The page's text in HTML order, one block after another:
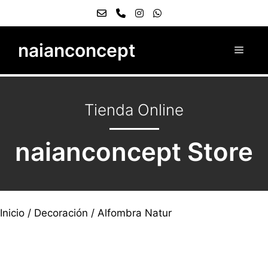
naianconcept
Tienda Online
naianconcept Store
Inicio / Decoración / Alfombra Natur